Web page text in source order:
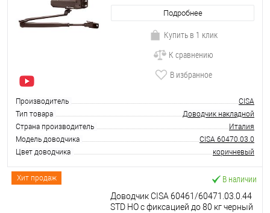
Подробнее
Купить в 1 клик
К сравнению
В избранное
Производитель
CISA
Тип товара
Доводчик накладной
Страна производитель
Италия
Модель доводчика
CISA 60470.03.0
Цвет доводчика
коричневый
Хит продаж В наличии
Доводчик CISA 60461/60471.03.0.44
STD HO с фиксацией до 80 кг черный